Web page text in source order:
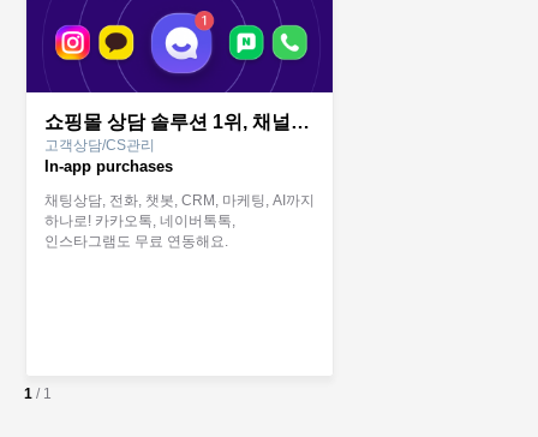
쇼핑몰 상담 솔루션 1위, 채널톡 | AI·상담·CRM 올인원으로
고객상담/CS관리
In-app purchases
채팅상담, 전화, 챗봇, CRM, 마케팅, AI까지
하나로! 카카오톡, 네이버톡톡,
인스타그램도 무료 연동해요.
1 / 1